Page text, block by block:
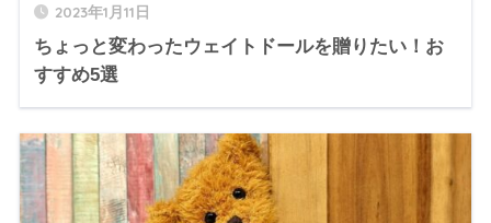
2023年1月11日
ちょっと変わったウェイトドールを贈りたい！お
すすめ5選